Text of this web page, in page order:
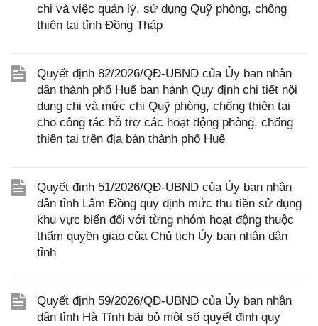
chi và việc quản lý, sử dụng Quỹ phòng, chống
thiên tai tỉnh Đồng Tháp
Quyết định 82/2026/QĐ-UBND của Ủy ban nhân
dân thành phố Huế ban hành Quy định chi tiết nội
dung chi và mức chi Quỹ phòng, chống thiên tai
cho công tác hỗ trợ các hoạt động phòng, chống
thiên tai trên địa bàn thành phố Huế
Quyết định 51/2026/QĐ-UBND của Ủy ban nhân
dân tỉnh Lâm Đồng quy định mức thu tiền sử dụng
khu vực biển đối với từng nhóm hoạt động thuộc
thẩm quyền giao của Chủ tịch Ủy ban nhân dân
tỉnh
Quyết định 59/2026/QĐ-UBND của Ủy ban nhân
dân tỉnh Hà Tĩnh bãi bỏ một số quyết định quy